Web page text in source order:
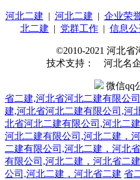
河北二建 | 河北二建 | 企业荣
北二建 | 党群工作 | 信息公
©2010-2021 河北省
技术支持： 河北名
微信qq
省二建,河北省河北二建有限公
建,河北省河北二建有限公司,河
北省河北二建有限公司,河北二
河北二建有限公司,河北二建，
二建有限公司,河北二建，河北
有限公司,河北二建，河北省二建
公司,河北二建，河北省二建 省